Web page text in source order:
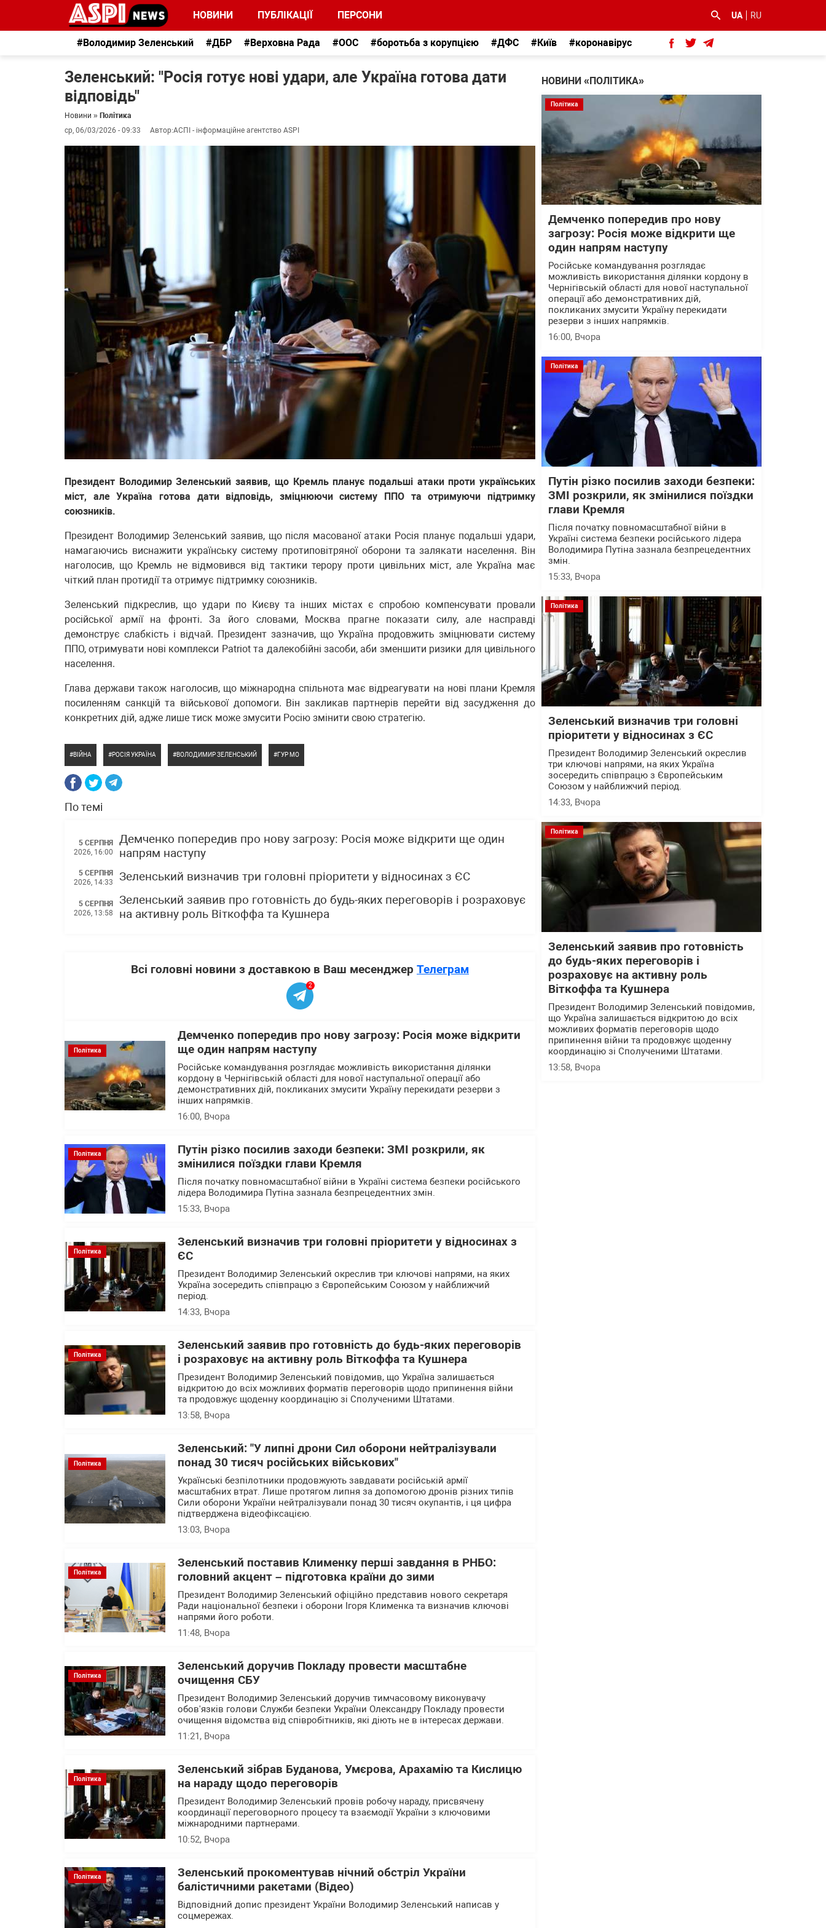
НОВИНИ ПУБЛІКАЦІЇ ПЕРСОНИ UA RU
#Володимир Зеленський #ДБР #Верховна Рада #ООС #боротьба з корупцією #ДФС #Київ #коронавірус
Зеленський: "Росія готує нові удари, але Україна готова дати
відповідь"
Новини » Політика
ср, 06/03/2026 - 09:33
Автор:АСПІ - інформаційне агентство ASPI
Президент Володимир Зеленський заявив, що Кремль планує подальші атаки проти українських
міст, але Україна готова дати відповідь, зміцнюючи систему ППО та отримуючи підтримку
союзників.
Президент Володимир Зеленський заявив, що після масованої атаки Росія планує подальші удари,
намагаючись виснажити українську систему протиповітряної оборони та залякати населення. Він
наголосив, що Кремль не відмовився від тактики терору проти цивільних міст, але Україна має
чіткий план протидії та отримує підтримку союзників.
Зеленський підкреслив, що удари по Києву та інших містах є спробою компенсувати провали
російської армії на фронті. За його словами, Москва прагне показати силу, але насправді
демонструє слабкість і відчай. Президент зазначив, що Україна продовжить зміцнювати систему
ППО, отримувати нові комплекси Patriot та далекобійні засоби, аби зменшити ризики для цивільного
населення.
Глава держави також наголосив, що міжнародна спільнота має відреагувати на нові плани Кремля
посиленням санкцій та військової допомоги. Він закликав партнерів перейти від засудження до
конкретних дій, адже лише тиск може змусити Росію змінити свою стратегію.
ВІЙНА РОСІЯ УКРАЇНА ВОЛОДИМИР ЗЕЛЕНСЬКИЙ ГУР МО
По темі
5 СЕРПНЯ
2026, 16:00
Демченко попередив про нову загрозу: Росія може відкрити ще один
напрям наступу
5 СЕРПНЯ
2026, 14:33
Зеленський визначив три головні пріоритети у відносинах з ЄС
5 СЕРПНЯ
2026, 13:58
Зеленський заявив про готовність до будь-яких переговорів і розраховує
на активну роль Віткоффа та Кушнера
Всі головні новини з доставкою в Ваш месенджер Телеграм
2
Політика
Демченко попередив про нову загрозу: Росія може відкрити
ще один напрям наступу
Російське командування розглядає можливість використання ділянки
кордону в Чернігівській області для нової наступальної операції або
демонстративних дій, покликаних змусити Україну перекидати резерви з
інших напрямків.
16:00, Вчора
Політика
Путін різко посилив заходи безпеки: ЗМІ розкрили, як
змінилися поїздки глави Кремля
Після початку повномасштабної війни в Україні система безпеки російського
лідера Володимира Путіна зазнала безпрецедентних змін.
15:33, Вчора
Політика
Зеленський визначив три головні пріоритети у відносинах з
ЄС
Президент Володимир Зеленський окреслив три ключові напрями, на яких
Україна зосередить співпрацю з Європейським Союзом у найближчий
період.
14:33, Вчора
Політика
Зеленський заявив про готовність до будь-яких переговорів
і розраховує на активну роль Віткоффа та Кушнера
Президент Володимир Зеленський повідомив, що Україна залишається
відкритою до всіх можливих форматів переговорів щодо припинення війни
та продовжує щоденну координацію зі Сполученими Штатами.
13:58, Вчора
Політика
Зеленський: "У липні дрони Сил оборони нейтралізували
понад 30 тисяч російських військових"
Українські безпілотники продовжують завдавати російській армії
масштабних втрат. Лише протягом липня за допомогою дронів різних типів
Сили оборони України нейтралізували понад 30 тисяч окупантів, і ця цифра
підтверджена відеофіксацією.
13:03, Вчора
Політика
Зеленський поставив Клименку перші завдання в РНБО:
головний акцент – підготовка країни до зими
Президент Володимир Зеленський офіційно представив нового секретаря
Ради національної безпеки і оборони Ігоря Клименка та визначив ключові
напрями його роботи.
11:48, Вчора
Політика
Зеленський доручив Покладу провести масштабне
очищення СБУ
Президент Володимир Зеленський доручив тимчасовому виконувачу
обов'язків голови Служби безпеки України Олександру Покладу провести
очищення відомства від співробітників, які діють не в інтересах держави.
11:21, Вчора
Політика
Зеленський зібрав Буданова, Умєрова, Арахамію та Кислицю
на нараду щодо переговорів
Президент Володимир Зеленський провів робочу нараду, присвячену
координації переговорного процесу та взаємодії України з ключовими
міжнародними партнерами.
10:52, Вчора
Політика
Зеленський прокоментував нічний обстріл України
балістичними ракетами (Відео)
Відповідний допис президент України Володимир Зеленський написав у
соцмережах.
НОВИНИ «ПОЛІТИКА»
Політика
Демченко попередив про нову
загрозу: Росія може відкрити ще
один напрям наступу
Російське командування розглядає
можливість використання ділянки кордону в
Чернігівській області для нової наступальної
операції або демонстративних дій,
покликаних змусити Україну перекидати
резерви з інших напрямків.
16:00, Вчора
Політика
Путін різко посилив заходи безпеки:
ЗМІ розкрили, як змінилися поїздки
глави Кремля
Після початку повномасштабної війни в
Україні система безпеки російського лідера
Володимира Путіна зазнала безпрецедентних
змін.
15:33, Вчора
Політика
Зеленський визначив три головні
пріоритети у відносинах з ЄС
Президент Володимир Зеленський окреслив
три ключові напрями, на яких Україна
зосередить співпрацю з Європейським
Союзом у найближчий період.
14:33, Вчора
Політика
Зеленський заявив про готовність
до будь-яких переговорів і
розраховує на активну роль
Віткоффа та Кушнера
Президент Володимир Зеленський повідомив,
що Україна залишається відкритою до всіх
можливих форматів переговорів щодо
припинення війни та продовжує щоденну
координацію зі Сполученими Штатами.
13:58, Вчора